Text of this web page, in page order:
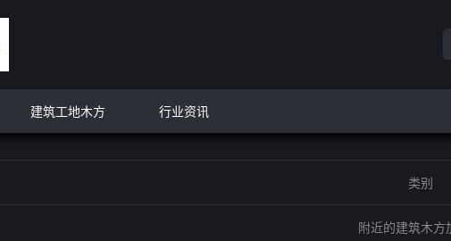
建筑工地木方 行业资讯
类别
附近的建筑木方